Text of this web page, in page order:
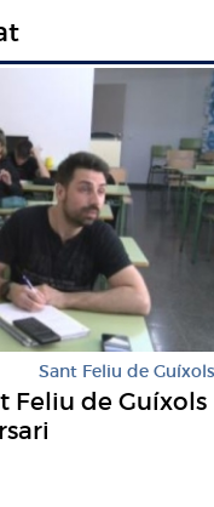
Sant Feliu de Guíxols
Feliu de Guíxols